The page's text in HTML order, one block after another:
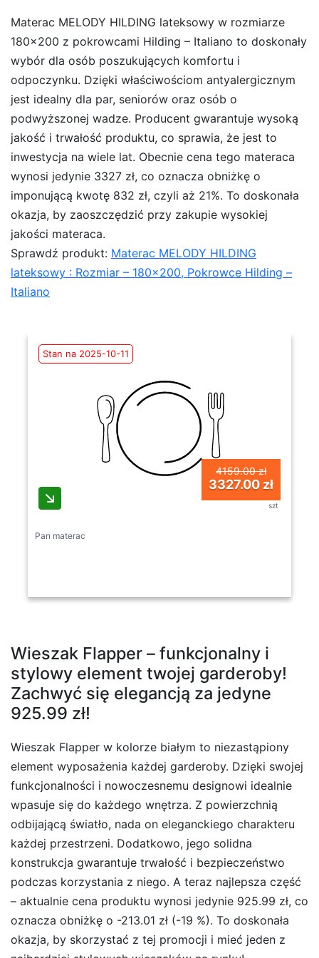
Materac MELODY HILDING lateksowy w rozmiarze
180×200 z pokrowcami Hilding – Italiano to doskonały
wybór dla osób poszukujących komfortu i
odpoczynku. Dzięki właściwościom antyalergicznym
jest idealny dla par, seniorów oraz osób o
podwyższonej wadze. Producent gwarantuje wysoką
jakość i trwałość produktu, co sprawia, że jest to
inwestycja na wiele lat. Obecnie cena tego materaca
wynosi jedynie 3327 zł, co oznacza obniżkę o
imponującą kwotę 832 zł, czyli aż 21%. To doskonała
okazja, by zaoszczędzić przy zakupie wysokiej
jakości materaca.
Sprawdź produkt: Materac MELODY HILDING
lateksowy : Rozmiar – 180×200, Pokrowce Hilding –
Italiano
Stan na 2025-10-11
4159.00 zł
3327.00 zł
szt
Pan materac
Wieszak Flapper – funkcjonalny i
stylowy element twojej garderoby!
Zachwyć się elegancją za jedyne
925.99 zł!
Wieszak Flapper w kolorze białym to niezastąpiony
element wyposażenia każdej garderoby. Dzięki swojej
funkcjonalności i nowoczesnemu designowi idealnie
wpasuje się do każdego wnętrza. Z powierzchnią
odbijającą światło, nada on eleganckiego charakteru
każdej przestrzeni. Dodatkowo, jego solidna
konstrukcja gwarantuje trwałość i bezpieczeństwo
podczas korzystania z niego. A teraz najlepsza część
– aktualnie cena produktu wynosi jedynie 925.99 zł, co
oznacza obniżkę o -213.01 zł (-19 %). To doskonała
okazja, by skorzystać z tej promocji i mieć jeden z